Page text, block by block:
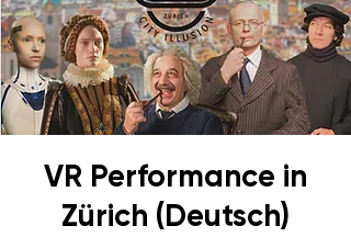
VR Performance in
Zürich (Deutsch)